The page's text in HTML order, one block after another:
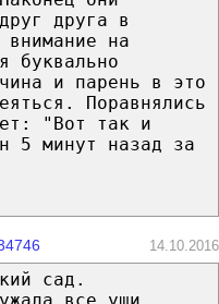
друга в
на
буквально
и парень в это
Поравнялись
"Вот так и
5 минут назад за
14.10.2016
сад.
все уши.